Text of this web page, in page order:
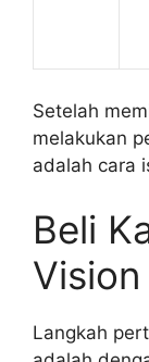
Setelah
melakukan
adalah cara
Beli
Vision
Langkah